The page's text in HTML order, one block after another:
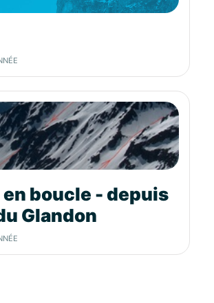
en boucle - depuis
Glandon